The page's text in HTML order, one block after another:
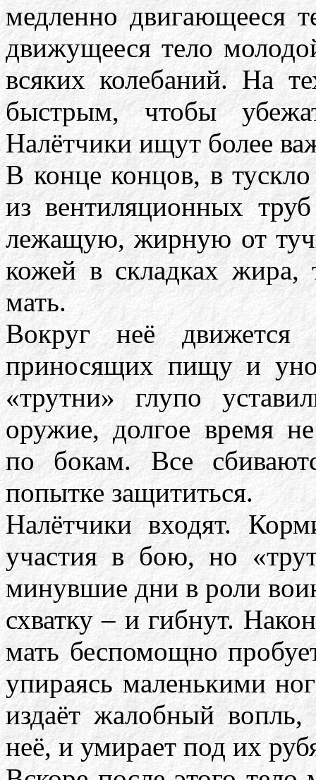
медленно двигающееся
движущееся тело
всяких колебаний. На
быстрым, чтобы
Налётчики ищут более
В конце концов, в
из вентиляционных
лежащую, жирную от
кожей в складках жира,
мать.
Вокруг неё
приносящих пищу и
«трутни» глупо
оружие, долгое время
по бокам. Все
попытке защититься.
Налётчики входят.
участия в бою, но
минувшие дни в роли
схватку – и гибнут.
мать беспомощно
упираясь маленькими
издаёт жалобный вопль,
неё, и умирает под их